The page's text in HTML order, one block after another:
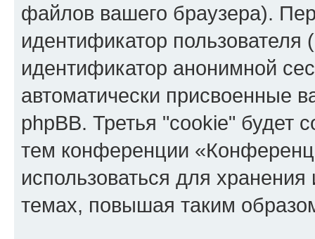
файлов вашего браузера).
идентификатор
идентификатор анонимной
автоматически присвоенные
phpBB. Третья "cookie" будет
тем конференции
использоваться для
темах, повышая таким